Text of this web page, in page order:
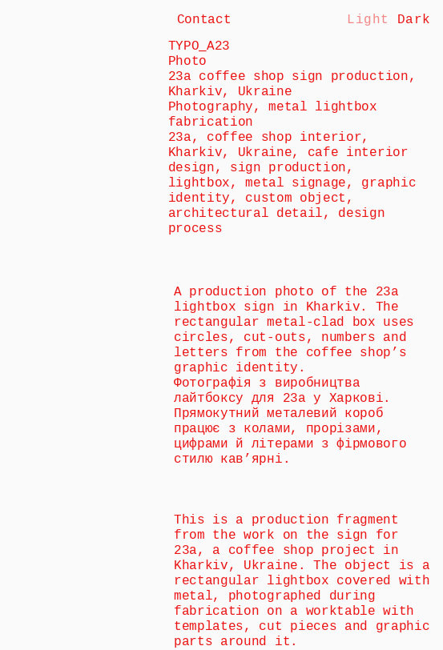
Contact Light Dark
TYPO_A23
Photo
23a coffee shop sign production,
Kharkiv, Ukraine
Photography, metal lightbox
fabrication
23a, coffee shop interior,
Kharkiv, Ukraine, cafe interior
design, sign production,
lightbox, metal signage, graphic
identity, custom object,
architectural detail, design
process
A production photo of the 23a
lightbox sign in Kharkiv. The
rectangular metal-clad box uses
circles, cut-outs, numbers and
letters from the coffee shop’s
graphic identity.
Фотографія з виробництва
лайтбоксу для 23a у Харкові.
Прямокутний металевий короб
працює з колами, прорізами,
цифрами й літерами з фірмового
стилю кав’ярні.
This is a production fragment
from the work on the sign for
23a, a coffee shop project in
Kharkiv, Ukraine. The object is a
rectangular lightbox covered with
metal, photographed during
fabrication on a worktable with
templates, cut pieces and graphic
parts around it.